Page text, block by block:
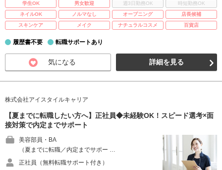
学生OK
男女歓迎 週3日勤務OK
時短勤務OK
ネイルOK
ノルマなし オープニング
店長候補
スキンケア
メイク ナチュラルコスメ 百貨店
履歴書不要 転職サポートあり
気になる 詳細を見る
株式会社アイスタイルキャリア
【夏までに転職したい方へ】正社員◆未経験OK！スピード選考×面
接対策で内定までサポート
美容部員・BA
（夏までに転職／内定までサポー …
正社員（無料転職サポート付き）